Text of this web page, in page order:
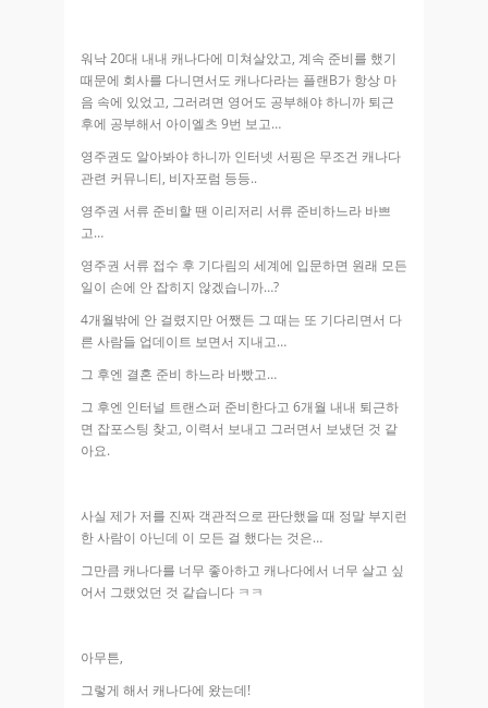
워낙 20대 내내 캐나다에 미쳐살았고, 계속 준비를 했기
때문에 회사를 다니면서도 캐나다라는 플랜B가 항상 마
음 속에 있었고, 그러려면 영어도 공부해야 하니까 퇴근
후에 공부해서 아이엘츠 9번 보고…
영주권도 알아봐야 하니까 인터넷 서핑은 무조건 캐나다
관련 커뮤니티, 비자포럼 등등..
영주권 서류 준비할 땐 이리저리 서류 준비하느라 바쁘
고…
영주권 서류 접수 후 기다림의 세계에 입문하면 원래 모든
일이 손에 안 잡히지 않겠습니까…?
4개월밖에 안 걸렸지만 어쨌든 그 때는 또 기다리면서 다
른 사람들 업데이트 보면서 지내고…
그 후엔 결혼 준비 하느라 바빴고…
그 후엔 인터널 트랜스퍼 준비한다고 6개월 내내 퇴근하
면 잡포스팅 찾고, 이력서 보내고 그러면서 보냈던 것 같
아요.
사실 제가 저를 진짜 객관적으로 판단했을 때 정말 부지런
한 사람이 아닌데 이 모든 걸 했다는 것은…
그만큼 캐나다를 너무 좋아하고 캐나다에서 너무 살고 싶
어서 그랬었던 것 같습니다 ㅋㅋ
아무튼,
그렇게 해서 캐나다에 왔는데!